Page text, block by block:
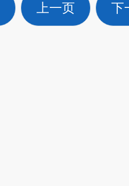
上一页 下